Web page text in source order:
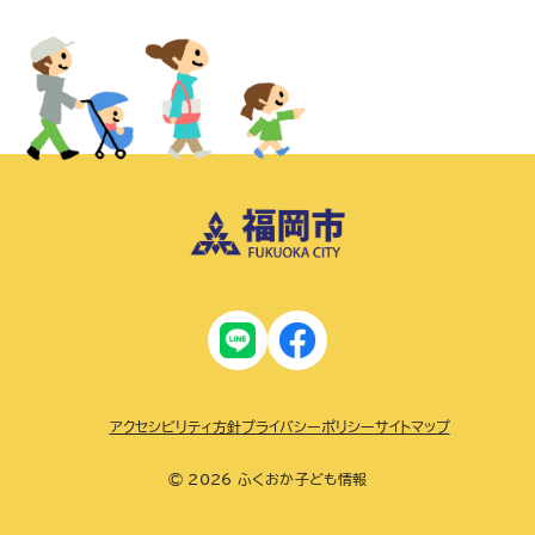
© 2026 ふくおか子ども情報
アクセシビリティ方針プライバシーポリシーサイトマップ